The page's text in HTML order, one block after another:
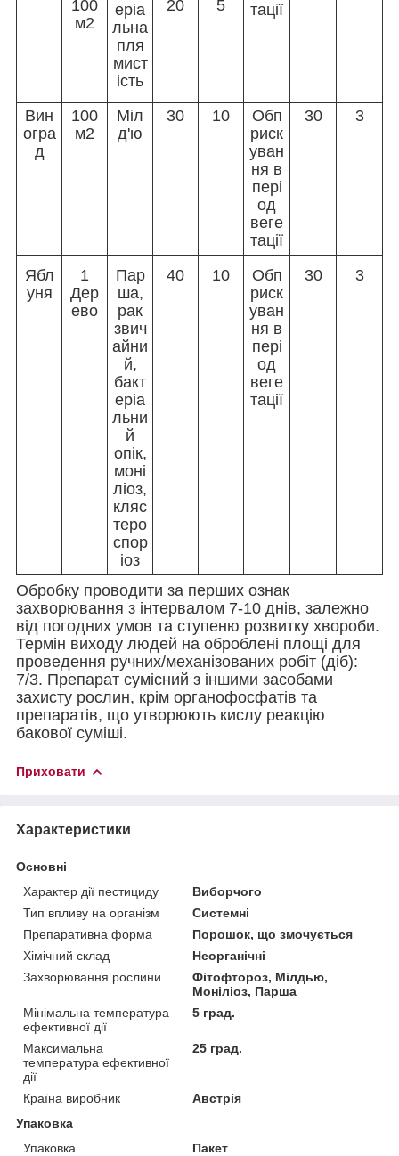
еріа
льна
пля
мист
ість
тації
100
м2
20 5
Вин
огра
д
100
м2
Міл
д'ю
30 10
Обп
риск
уван
ня в
пері
од
веге
тації
30 3
Ябл
уня
1
Дер
ево
Пар
ша,
рак
звич
айни
й,
бакт
еріа
льни
й
опік,
моні
ліоз,
кляс
теро
спор
іоз
40 10
Обп
риск
уван
ня в
пері
од
веге
тації
30 3
Обробку проводити за перших ознак
захворювання з інтервалом 7-10 днів, залежно
від погодних умов та ступеню розвитку хвороби.
Термін виходу людей на оброблені площі для
проведення ручних/механізованих робіт (діб):
7/3. Препарат сумісний з іншими засобами
захисту рослин, крім органофосфатів та
препаратів, що утворюють кислу реакцію
бакової суміші.
Приховати
Характеристики
Основні
Характер дії пестициду
Виборчого
Тип впливу на організм
Системні
Препаративна форма
Порошок, що змочується
Хімічний склад
Неорганічні
Захворювання рослини
Фітофтороз, Мілдью,
Моніліоз, Парша
Мінімальна температура
ефективної дії
5 град.
Максимальна
температура ефективної
дії
25 град.
Країна виробник
Австрія
Упаковка
Упаковка
Пакет